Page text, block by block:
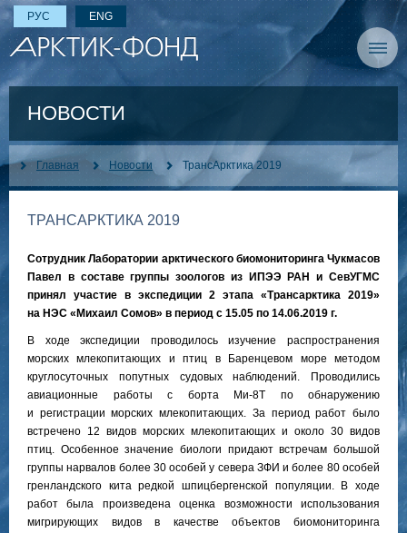
РУС ENG
НОВОСТИ
Главная Новости ТрансАрктика 2019
ТРАНСАРКТИКА 2019
Сотрудник Лаборатории арктического биомониторинга Чукмасов
Павел в составе группы зоологов из ИПЭЭ РАН и СевУГМС
принял участие в экспедиции 2 этапа «Трансарктика 2019»
на НЭС «Михаил Сомов» в период с 15.05 по 14.06.2019 г.
В ходе экспедиции проводилось изучение распространения
морских млекопитающих и птиц в Баренцевом море методом
круглосуточных попутных судовых наблюдений. Проводились
авиационные работы с борта Ми-8Т по обнаружению
и регистрации морских млекопитающих. За период работ было
встречено 12 видов морских млекопитающих и около 30 видов
птиц. Особенное значение биологи придают встречам большой
группы нарвалов более 30 особей у севера ЗФИ и более 80 особей
гренландского кита редкой шпицбергенской популяции. В ходе
работ была произведена оценка возможности использования
мигрирующих видов в качестве объектов биомониторинга